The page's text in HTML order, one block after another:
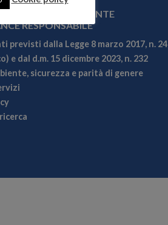
TRASPARENTE
RESPONSABILE
previsti dalla Legge 8 marzo 2017, n. 24
e dal d.m. 15 dicembre 2023, n. 232
sicurezza e parità di genere